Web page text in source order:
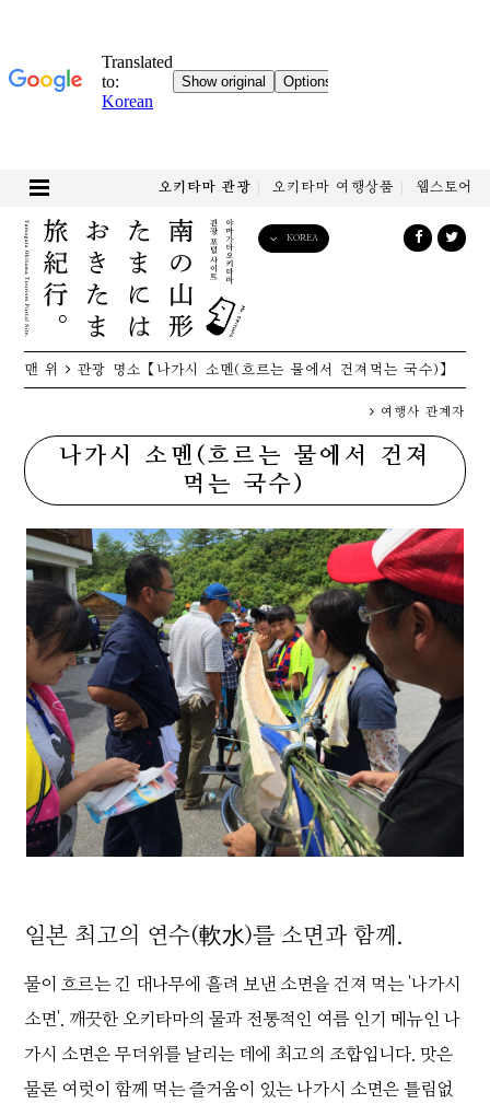
오키타마 관광 오키타마 여행상품 웹스토어
KOREA
繁體中文
맨 위 관광 명소 【나가시 소멘(흐르는 물에서 건져먹는 국수)】
여행사 관계자
나가시 소멘(흐르는 물에서 건져
먹는 국수)
일본 최고의 연수(軟水)를 소면과 함께.
물이 흐르는 긴 대나무에 흘려 보낸 소면을 건져 먹는 '나가시
소면'. 깨끗한 오키타마의 물과 전통적인 여름 인기 메뉴인 나
가시 소면은 무더위를 날리는 데에 최고의 조합입니다. 맛은
물론 여럿이 함께 먹는 즐거움이 있는 나가시 소면은 틀림없